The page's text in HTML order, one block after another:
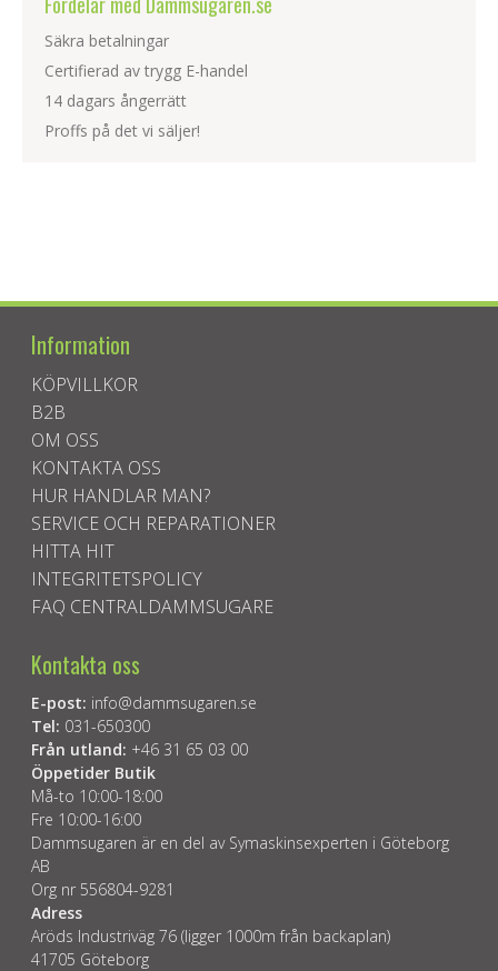
Säkra betalningar
Certifierad av trygg E-handel
14 dagars ångerrätt
Proffs på det vi säljer!
Information
KÖPVILLKOR
B2B
OM OSS
KONTAKTA OSS
HUR HANDLAR MAN?
SERVICE OCH REPARATIONER
HITTA HIT
INTEGRITETSPOLICY
FAQ CENTRALDAMMSUGARE
Kontakta oss
E-post: info@dammsugaren.se
Tel: 031-650300
Från utland: +46 31 65 03 00
Öppetider Butik
Må-to 10:00-18:00
Fre 10:00-16:00
Dammsugaren är en del av Symaskinsexperten i Göteborg
AB
Org nr 556804-9281
Adress
Aröds Industriväg 76 (ligger 1000m från backaplan)
41705 Göteborg